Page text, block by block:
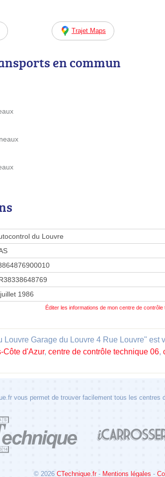
Trajet Maps
en commun
du Louvre
1986
Éditer les informations de mon centre de contrôle
Louvre Garage du Louvre 4 Rue Louvre" est
Côte d'Azur, centre de contrôle technique 06,
vous permet de trouver facilement tous les centres
© 2026 CTechnique.fr - Mentions légales -